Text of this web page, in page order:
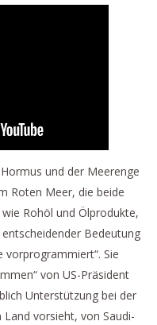
und der Meerenge
Roten Meer, die beide
Rohöl und Ölprodukte,
Bedeutung
vorprogrammiert“. Sie
von US-Präsident
Unterstützung bei der
vorsieht, von Saudi-